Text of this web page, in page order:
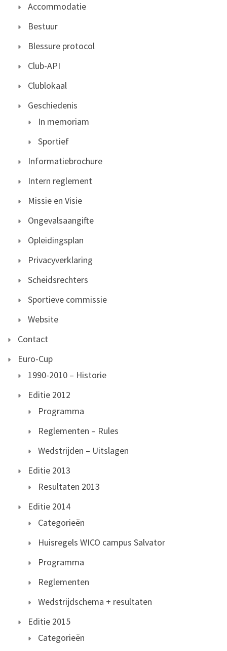
Accommodatie
Bestuur
Blessure protocol
Club-API
Clublokaal
Geschiedenis
In memoriam
Sportief
Informatiebrochure
Intern reglement
Missie en Visie
Ongevalsaangifte
Opleidingsplan
Privacyverklaring
Scheidsrechters
Sportieve commissie
Website
Contact
Euro-Cup
1990-2010 – Historie
Editie 2012
Programma
Reglementen – Rules
Wedstrijden – Uitslagen
Editie 2013
Resultaten 2013
Editie 2014
Categorieën
Huisregels WICO campus Salvator
Programma
Reglementen
Wedstrijdschema + resultaten
Editie 2015
Categorieën